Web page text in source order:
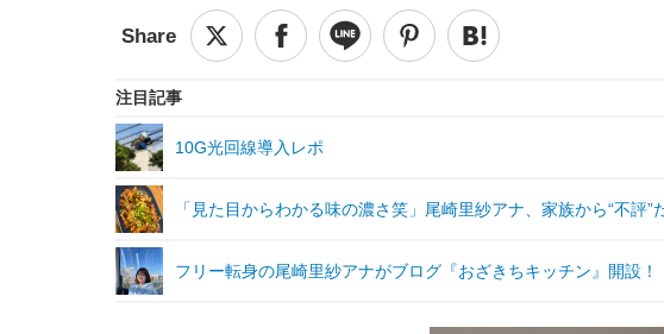
注目記事
10G光回線導入レポ
「見た目からわかる味の濃さ笑」尾崎里紗アナ、家族から“不評
フリー転身の尾崎里紗アナがブログ『おざきちキッチン』開設！